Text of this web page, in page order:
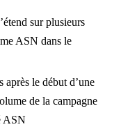
sur plusieurs
ASN dans le
après le début d’une
de la campagne
ASN